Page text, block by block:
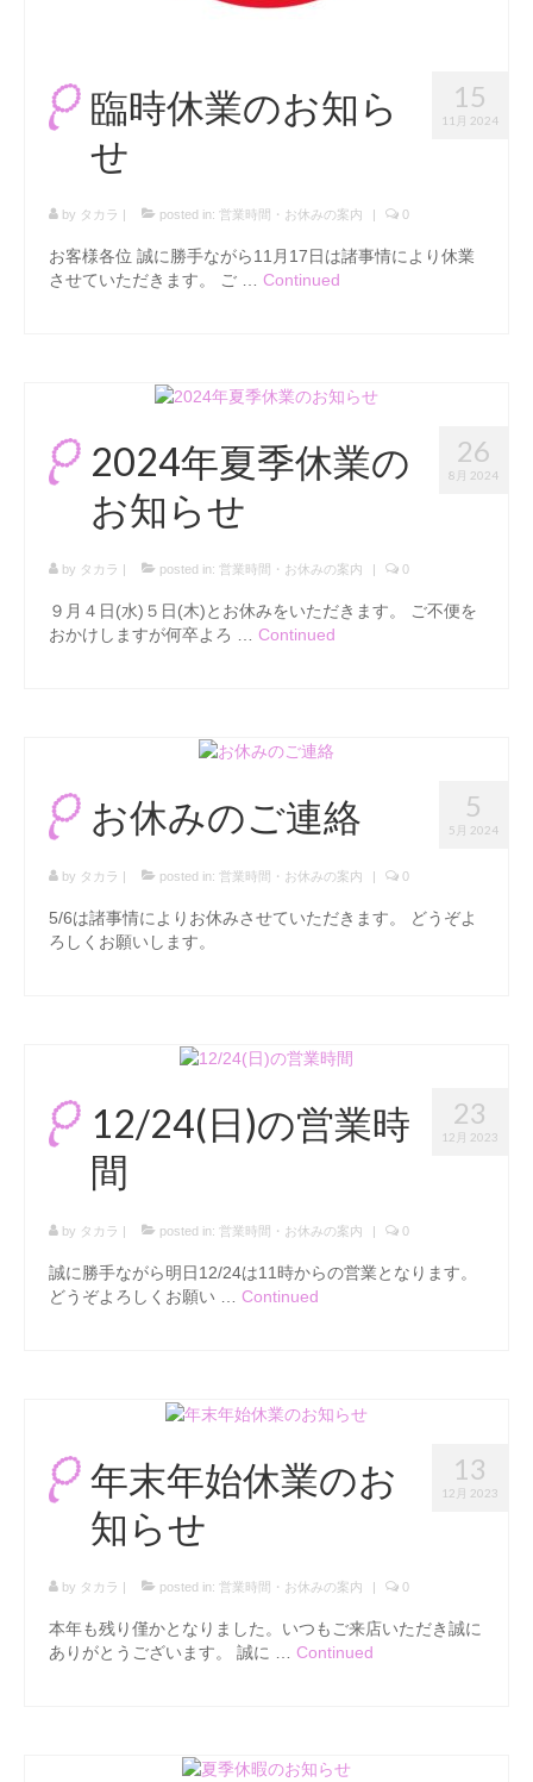
お知らせ 15
11月 2024
臨時休業のお知ら
せ
by タカラ | posted in: 営業時間・お休みの案内 | 0
お客様各位 誠に勝手ながら11月17日は諸事情により休業
させていただきます。 ご … Continued
26
8月 2024
2024年夏季休業の
お知らせ
by タカラ | posted in: 営業時間・お休みの案内 | 0
９月４日(水)５日(木)とお休みをいただきます。 ご不便を
おかけしますが何卒よろ … Continued
5
5月 2024
お休みのご連絡
by タカラ | posted in: 営業時間・お休みの案内 | 0
5/6は諸事情によりお休みさせていただきます。 どうぞよ
ろしくお願いします。
23
12月 2023
12/24(日)の営業時
間
by タカラ posted in: 営業時間・お休みの案内 0
誠に勝手ながら明日12/24は11時からの営業となります。
どうぞよろしくお願い … Continued
13
12月 2023
年末年始休業のお
知らせ
by タカラ | posted in: 営業時間・お休みの案内 | 0
本年も残り僅かとなりました。いつもご来店いただき誠に
ありがとうございます。 誠に … Continued